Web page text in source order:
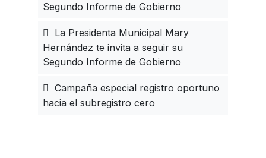
Segundo Informe de Gobierno
La Presidenta Municipal Mary
Hernández te invita a seguir su
Segundo Informe de Gobierno
Campaña especial registro oportuno
hacia el subregistro cero